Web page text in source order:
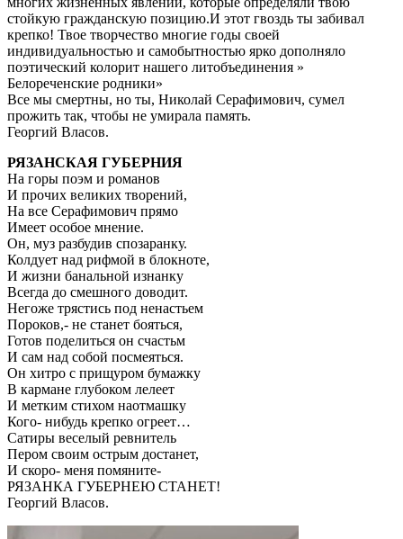
стойкую гражданскую позицию.И этот гвоздь ты забивал
крепко! Твое творчество многие годы своей
индивидуальностью и самобытностью ярко дополняло
поэтический колорит нашего литобъединения »
Белореченские родники»
Все мы смертны, но ты, Николай Серафимович, сумел
прожить так, чтобы не умирала память.
Георгий Власов.
РЯЗАНСКАЯ ГУБЕРНИЯ
На горы поэм и романов
И прочих великих творений,
На все Серафимович прямо
Имеет особое мнение.
Он, муз разбудив спозаранку.
Колдует над рифмой в блокноте,
И жизни банальной изнанку
Всегда до смешного доводит.
Негоже трястись под ненастьем
Пороков,- не станет бояться,
Готов поделиться он счастьм
И сам над собой посмеяться.
Он хитро с прищуром бумажку
В кармане глубоком лелеет
И метким стихом наотмашку
Кого- нибудь крепко огреет…
Сатиры веселый ревнитель
Пером своим острым достанет,
И скоро- меня помяните-
РЯЗАНКА ГУБЕРНЕЮ СТАНЕТ!
Георгий Власов.